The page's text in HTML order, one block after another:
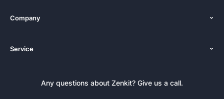
Pricing
Alternatives
Book a Live Demo
Company
Newsroom
Academy
Service
NewsletterAny questions about Zenkit? Give us a call.